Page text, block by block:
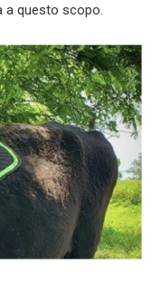
a questo scopo.